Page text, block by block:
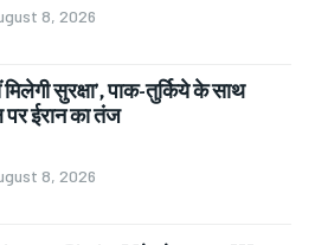
8, 2026
सुरक्षा’, पाक-तुर्किये के साथ
ईरान का तंज
8, 2026